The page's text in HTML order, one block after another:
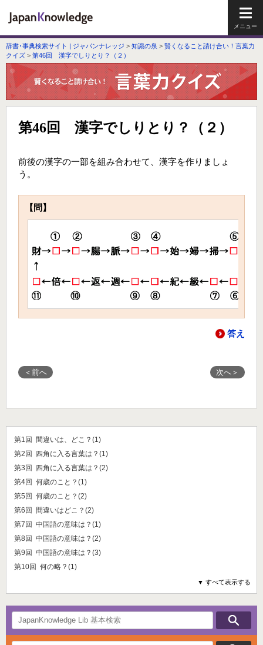
辞書･事典検索サイト | ジャパンナレッジ > 知識の泉 > 賢くなること請け合い！言葉力
クイズ > 第46回 漢字でしりとり？（２）
第46回 漢字でしりとり？（２）
前後の漢字の一部を組み合わせて、漢字を作りましょ
う。
【問】
答え
＜前へ 次へ＞
第1回 間違いは、どこ？(1)
第2回 四角に入る言葉は？(1)
第3回 四角に入る言葉は？(2)
第4回 何歳のこと？(1)
第5回 何歳のこと？(2)
第6回 間違いはどこ？(2)
第7回 中国語の意味は？(1)
第8回 中国語の意味は？(2)
第9回 中国語の意味は？(3)
第10回 何の略？(1)
▼ すべて表示する